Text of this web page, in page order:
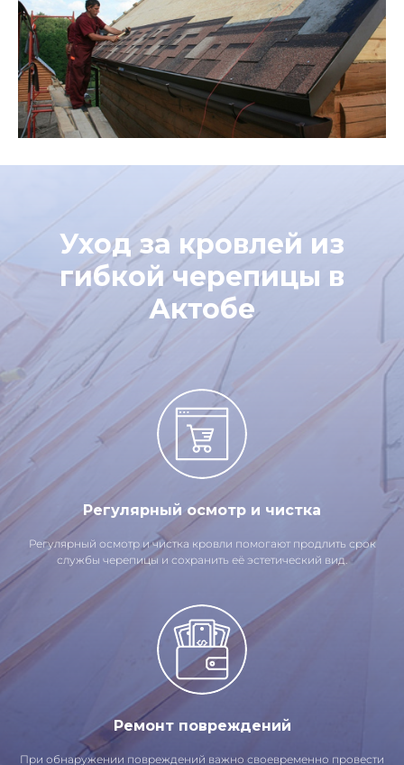
Уход за кровлей из
гибкой черепицы в
Актобе
Регулярный осмотр и чистка
Регулярный осмотр и чистка кровли помогают продлить срок
службы черепицы и сохранить её эстетический вид.
Ремонт повреждений
При обнаружении повреждений важно своевременно провести